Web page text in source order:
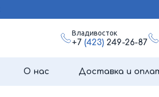
Владивосток
+7 (423)249-26-87
О нас Доставка и